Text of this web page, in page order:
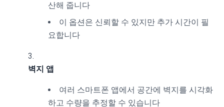
산해 줍니다
이 옵션은 신뢰할 수 있지만 추가 시간이 필
요합니다
벽지 앱
여러 스마트폰 앱에서 공간에 벽지를 시각화
하고 수량을 추정할 수 있습니다